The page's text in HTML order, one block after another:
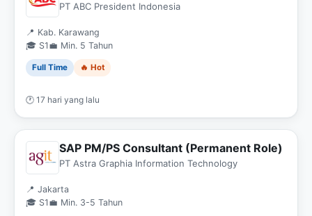
PT ABC President Indonesia
📍 Kab. Karawang
🎓 S1 💼 Min. 5 Tahun
Full Time 🔥 Hot
🕐 17 hari yang lalu
SAP PM/PS Consultant (Permanent Role)
PT Astra Graphia Information Technology
📍 Jakarta
🎓 S1 💼 Min. 3-5 Tahun